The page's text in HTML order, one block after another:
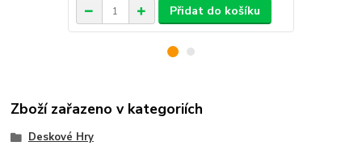
Přidat do košíku
Zboží zařazeno v kategoriích
Deskové Hry